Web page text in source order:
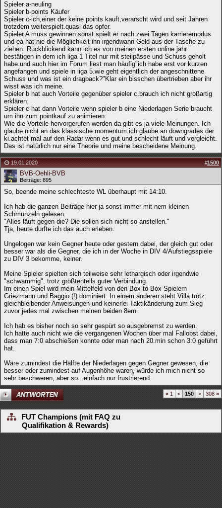
Spieler a-neuling
Spieler b-points Käufer
Spieler c-ich,einer der keine points kauft,verarscht wird und seit Jahren
trotzdem weiterspielt.quasi das opfer.
Spieler A muss gewinnen sonst spielt er nach zwei Tagen karrieremodus
und ea hat nie die Möglichkeit ihn irgendwann Geld aus der Tasche zu
ziehen. Rückblickend kann ich es von meinen ersten online jahr
bestätigen in dem ich liga 1 Titel nur mit steilpässe und Schuss geholt
habe.und auch hier im Forum liest man häufig"ich habe erst vor kurzen
angefangen und spiele in liga 5.wie geht eigentlich der angeschnittene
Schuss und was ist ein dragback?"Klar ein bisschen übertrieben aber ihr
wisst was ich meine.
Spieler b hat auch Vorteile gegenüber spieler c.brauch ich nicht großartig
erklären.
Spieler c hat dann Vorteile wenn spieler b eine Niederlagen Serie braucht
um ihn zum pointkauf zu animieren.
Wie die Vorteile hervorgerufen werden da gibt es ja viele Meinungen. Ich
glaube nicht an das klassische momentum.ich glaube an downgrades der
ki.achtet mal auf den Radar wenn es gut und schlecht läuft und vergleicht.
Das ist natürlich nur eine Theorie und meine bescheidene Meinung.
19.01.2020 #1500
BVB-Oehli-BVB
Beiträge: 895
So, beende meine schlechteste WL überhaupt mit 14:10.
Ich hab die ganzen Beiträge hier ja sonst immer mit nem kleinen
Schmunzeln gelesen.
"Alles läuft gegen die? Die sollen sich nicht so anstellen."
Tja, heute durfte ich das auch erleben.
Ungelogen war kein Gegner heute oder gestern dabei, der gleich gut oder
besser war als die Gegner, die ich in der Woche in DIV 4/Aufstiegsspiele
zu DIV 3 bekomme, keiner.
Meine Spieler spielten sich teilweise sehr lethargisch oder irgendwie
"schwammig", trotz größtenteils guter Verbindung.
Im einen Spiel wird mein Mittelfeld von den Box-to-Box Spielern
Griezmann und Baggio (!) dominiert. In einem anderen steht Villa trotz
gleichbleibender Anweisungen und keinerlei Taktikänderung zum Sieg
zuvor jedes mal zwischen meinen beiden 8ern.
Ich hab es bisher noch so sehr gespürt so ausgebremst zu werden.
Ich hatte auch nicht wie die vergangenen Wochen über mal Fallobst dabei,
dass man 7:0 abschießen konnte oder man nach 20.min schon 3:0 geführt
hat.
Wäre zumindest die Hälfte der Niederlagen gegen Gegner gewesen, die
besser oder zumindest auf Augenhöhe waren, würde ich mich nicht so
sehr beschweren, aber so...einfach nur frustrierend.
« 1 < 150 > 308 »
FUT Champions (mit FAQ zu
Qualifikation & Rewards)